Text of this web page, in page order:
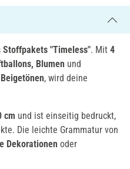
Stoffpakets "Timeless". Mit 4
Blumen und
, wird deine
cm und ist einseitig bedruckt,
Die leichte Grammatur von
Dekorationen oder